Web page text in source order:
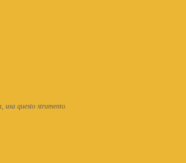
usa questo strumento.